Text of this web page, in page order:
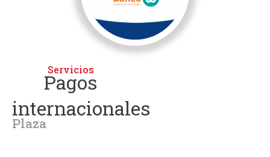
Servicios
Pagos
internacionales
Plaza